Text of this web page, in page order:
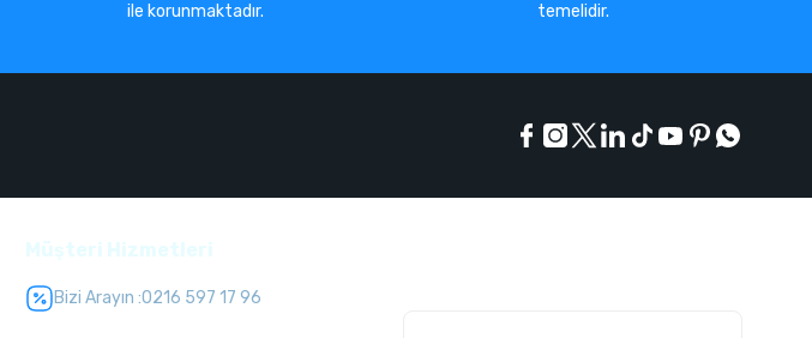
ile korunmaktadır.
temelidir.
Bizi Arayın :0216 597 17 96